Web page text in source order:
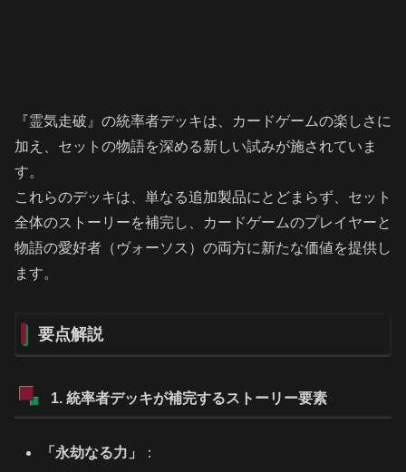
『霊気走破』の統率者デッキは、カードゲームの楽しさに
加え、セットの物語を深める新しい試みが施されていま
す。
これらのデッキは、単なる追加製品にとどまらず、セット
全体のストーリーを補完し、カードゲームのプレイヤーと
物語の愛好者（ヴォーソス）の両方に新たな価値を提供し
ます。
要点解説
1. 統率者デッキが補完するストーリー要素
「永劫なる力」
：